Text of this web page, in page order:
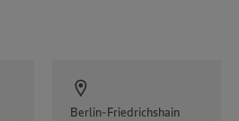
Berlin-Friedrichshain